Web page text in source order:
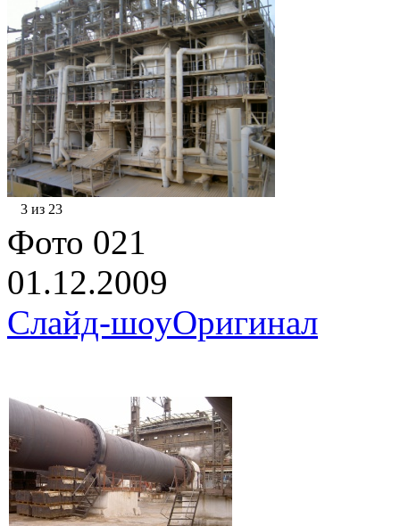
3 из 23
Фото 021
01.12.2009
Слайд-шоуОригинал